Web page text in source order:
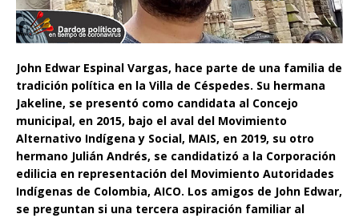
John Edwar Espinal Vargas, hace parte de una familia de
tradición política en la Villa de Céspedes. Su hermana
Jakeline, se presentó como candidata al Concejo
municipal, en 2015, bajo el aval del Movimiento
Alternativo Indígena y Social, MAIS, en 2019, su otro
hermano Julián Andrés, se candidatizó a la Corporación
edilicia en representación del Movimiento Autoridades
Indígenas de Colombia, AICO. Los amigos de John Edwar,
se preguntan si una tercera aspiración familiar al